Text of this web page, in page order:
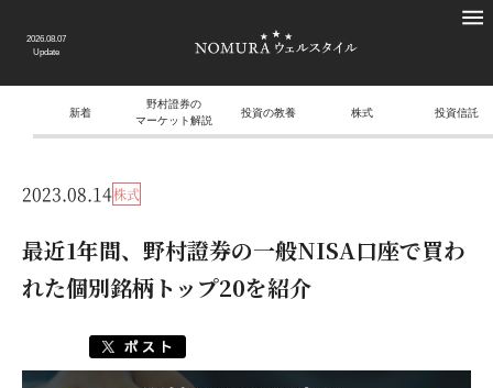
2026.08.07
Update
新着
野村證券の
マーケット解説
投資の教養 株式 投資信託
2023.08.14株式
最近1年間、野村證券の一般NISA口座で買わ
れた個別銘柄トップ20を紹介